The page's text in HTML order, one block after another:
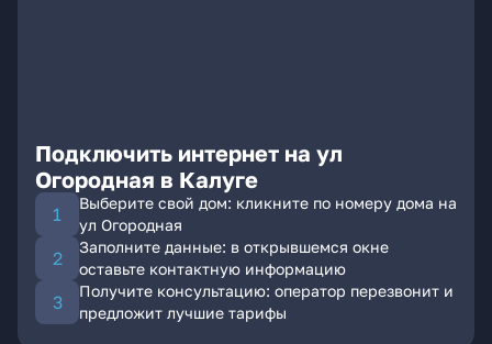
Подключить интернет на ул
Огородная в Калуге
Выберите свой дом: кликните по номеру дома на
ул Огородная
Заполните данные: в открывшемся окне
оставьте контактную информацию
Получите консультацию: оператор перезвонит и
предложит лучшие тарифы